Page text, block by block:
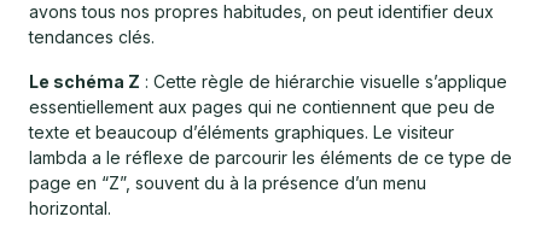
avons tous nos propres habitudes, on peut identifier deux
tendances clés.
Le schéma Z : Cette règle de hiérarchie visuelle s’applique
essentiellement aux pages qui ne contiennent que peu de
texte et beaucoup d’éléments graphiques. Le visiteur
lambda a le réflexe de parcourir les éléments de ce type de
page en “Z”, souvent du à la présence d’un menu
horizontal.